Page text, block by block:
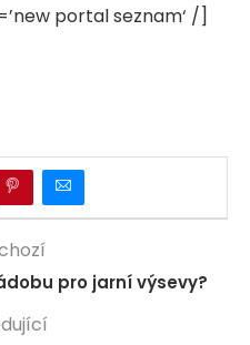
portal seznam‘ /]
pro jarní výsevy?